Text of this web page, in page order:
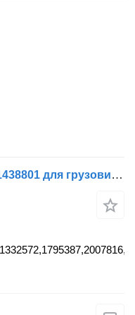
Топливный бак DAF 335 Liter 1438801 для грузовика DAF